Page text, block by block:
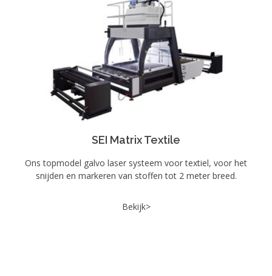
SEI Matrix Textile
Ons topmodel galvo laser systeem voor textiel, voor het
snijden en markeren van stoffen tot 2 meter breed.
Bekijk>